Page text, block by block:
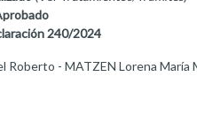
240/2024
Roberto - MATZEN Lorena María